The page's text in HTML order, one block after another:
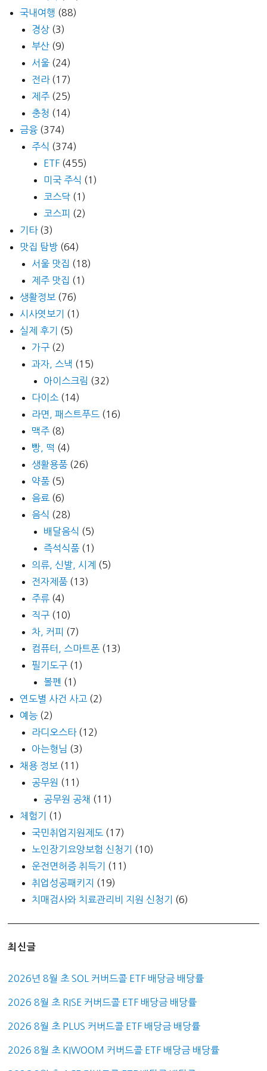
국내여행 (88)
경상 (3)
부산 (9)
서울 (24)
전라(17)
제주 (25)
충청 (14)
금융 (374)
주식 (374)
ETF (455)
미국 주식 (1)
코스닥 (1)
코스피 (2)
기타(3)
맛집 탐방 (64)
서울 맛집 (18)
제주 맛집 (1)
생활정보 (76)
시사엿보기
(1)
실제 후기
(5)
가구 (2)
과자, 스낵 (15)
아이스크림 (32)
다이소 (14)
라면, 패스트푸드 (16)
맥주 (8)
빵, 떡 (4)
생활용품 (26)
약품 (5)
음료 (6)
음식 (28)
배달음식 (5)
즉석식품 (1)
의류, 신발, 시계
(5)
전자제품 (13)
주류 (4)
직구 (10)
차, 커피 (7)
컴퓨터, 스마트폰 (13)
필기도구 (1)
볼펜 (1)
연도별 사건 사고 (2)
예능 (2)
라디오스타(12)
아는형님 (3)
채용 정보 (11)
공무원 (11)
공무원 공채 (11)
체험기
(1)
국민취업지원제도 (17)
노인장기요양보험 신청기
(10)
운전면허증 취득기
(11)
취업성공패키지
(19)
치매검사와 치료관리비 지원 신청기
(6)
최신글
2026년 8월 초 SOL 커버드콜 ETF 배당금 배당률
2026 8월 초 RISE 커버드콜 ETF 배당금 배당률
2026 8월 초 PLUS 커버드콜 ETF 배당금 배당률
2026 8월 초 KIWOOM 커버드콜 ETF 배당금 배당률